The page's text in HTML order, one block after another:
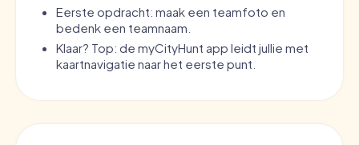
Eerste opdracht: maak een teamfoto en
bedenk een teamnaam.
Klaar? Top: de myCityHunt app leidt jullie met
kaartnavigatie naar het eerste punt.